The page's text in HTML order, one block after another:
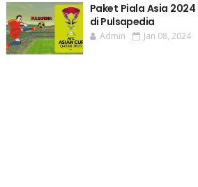
Paket Piala Asia
di Pulsapedia
Admin Jan 08, 2024